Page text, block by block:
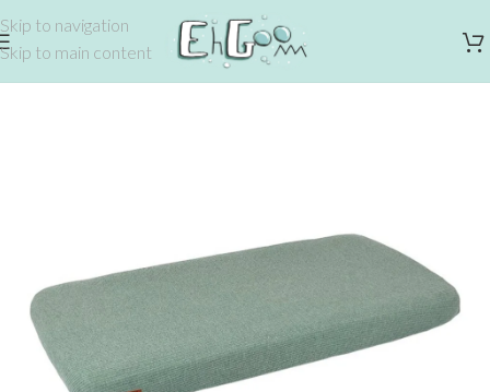
Skip to navigation
Skip to main content